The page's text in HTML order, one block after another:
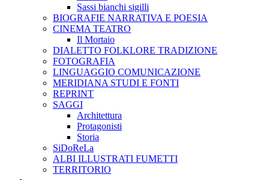
Sassi bianchi sigilli
BIOGRAFIE NARRATIVA E POESIA
CINEMA TEATRO
Il Mortaio
DIALETTO FOLKLORE TRADIZIONE
FOTOGRAFIA
LINGUAGGIO COMUNICAZIONE
MERIDIANA STUDI E FONTI
REPRINT
SAGGI
Architettura
Protagonisti
Storia
SiDoReLa
ALBI ILLUSTRATI FUMETTI
TERRITORIO